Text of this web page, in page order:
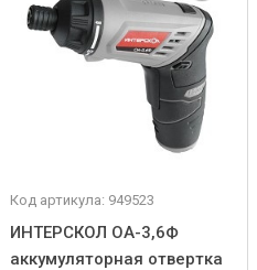
Код артикула: 949523
ИНТЕРСКОЛ ОА-3,6Ф
аккумуляторная отвертка